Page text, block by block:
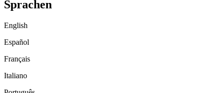
Sprachen
English
Español
Français
Italiano